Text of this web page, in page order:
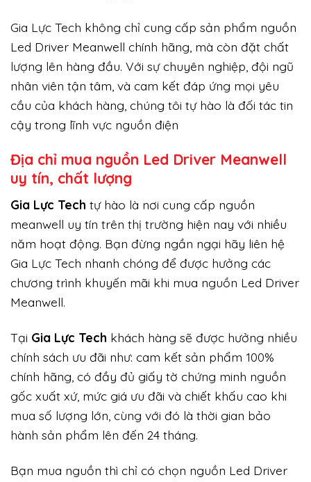
Gia Lực Tech không chỉ cung cấp sản phẩm nguồn
Led Driver Meanwell chính hãng, mà còn đặt chất
lượng lên hàng đầu. Với sự chuyên nghiệp, đội ngũ
nhân viên tận tâm, và cam kết đáp ứng mọi yêu
cầu của khách hàng, chúng tôi tự hào là đối tác tin
cậy trong lĩnh vực nguồn điện
Địa chỉ mua nguồn Led Driver Meanwell
uy tín, chất lượng
Gia Lực Tech tự hào là nơi cung cấp nguồn
meanwell uy tín trên thị trường hiện nay với nhiều
năm hoạt động. Bạn đừng ngần ngại hãy liên hệ
Gia Lực Tech nhanh chóng để được hưởng các
chương trình khuyến mãi khi mua nguồn Led Driver
Meanwell.
Tại Gia Lực Tech khách hàng sẽ được hưởng nhiều
chính sách ưu đãi như: cam kết sản phẩm 100%
chính hãng, có đầy đủ giấy tờ chứng minh nguồn
gốc xuất xứ, mức giá ưu đãi và chiết khấu cao khi
mua số lượng lớn, cùng với đó là thời gian bảo
hành sản phẩm lên đến 24 tháng.
Bạn mua nguồn thì chỉ có chọn nguồn Led Driver